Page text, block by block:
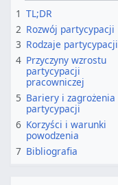
1 TL;DR
2 Rozwój partycypacji
3 Rodzaje partycypacji
4 Przyczyny wzrostu
partycypacji
pracowniczej
5 Bariery i zagrożenia
partycypacji
6 Korzyści i warunki
powodzenia
7 Bibliografia